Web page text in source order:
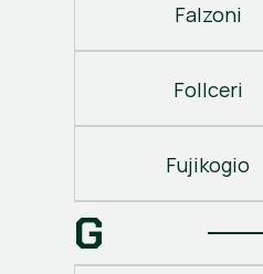
Falzoni
Follceri
Fujikogio
G